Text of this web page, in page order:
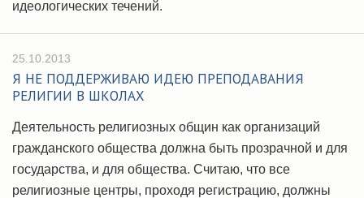
идеологических течений.
25.10.2013
Я НЕ ПОДДЕРЖИВАЮ ИДЕЮ ПРЕПОДАВАНИЯ
РЕЛИГИИ В ШКОЛАХ
Деятельность религиозных общин как организаций
гражданского общества должна быть прозрачной и для
государства, и для общества. Считаю, что все
религиозные центры, проходя регистрацию, должны